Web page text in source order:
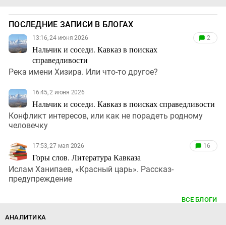
ПОСЛЕДНИЕ ЗАПИСИ В БЛОГАХ
13:16, 24 июня 2026
Нальчик и соседи. Кавказ в поисках
справедливости
2
Река имени Хизира. Или что-то другое?
16:45, 2 июня 2026
Нальчик и соседи. Кавказ в поисках справедливости
Конфликт интересов, или как не порадеть родному
человечку
17:53, 27 мая 2026
Горы слов. Литература Кавказа
16
Ислам Ханипаев, «Красный царь». Рассказ-
предупреждение
ВСЕ БЛОГИ
АНАЛИТИКА